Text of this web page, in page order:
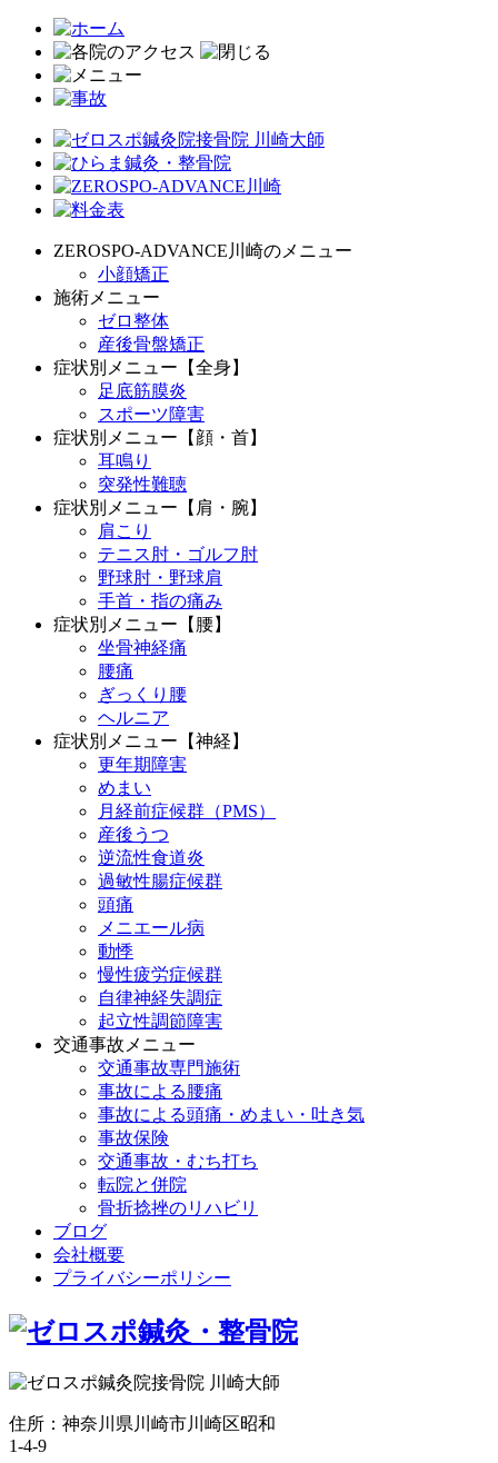
ZEROSPO-ADVANCE川崎のメニュー
小顔矯正
施術メニュー
ゼロ整体
産後骨盤矯正
症状別メニュー【全身】
足底筋膜炎
スポーツ障害
症状別メニュー【顔・首】
耳鳴り
突発性難聴
症状別メニュー【肩・腕】
肩こり
テニス肘・ゴルフ肘
野球肘・野球肩
手首・指の痛み
症状別メニュー【腰】
坐骨神経痛
腰痛
ぎっくり腰
ヘルニア
症状別メニュー【神経】
更年期障害
めまい
月経前症候群（PMS）
産後うつ
逆流性食道炎
過敏性腸症候群
頭痛
メニエール病
動悸
慢性疲労症候群
自律神経失調症
起立性調節障害
交通事故メニュー
交通事故専門施術
事故による腰痛
事故による頭痛・めまい・吐き気
事故保険
交通事故・むち打ち
転院と併院
骨折捻挫のリハビリ
ブログ
会社概要
プライバシーポリシー
住所：神奈川県川崎市川崎区昭和
1-4-9